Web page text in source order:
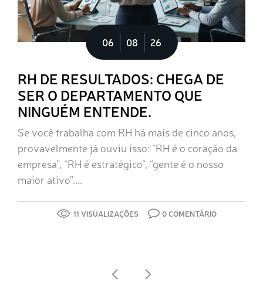
06 08 26
RH DE RESULTADOS: CHEGA DE
SER O DEPARTAMENTO QUE
NINGUÉM ENTENDE.
Se você trabalha com RH há mais de cinco anos,
provavelmente já ouviu isso: “RH é o coração da
empresa”, “RH é estratégico”, “gente é o nosso
maior ativo”....
11 VISUALIZAÇÕES 0 COMENTÁRIO